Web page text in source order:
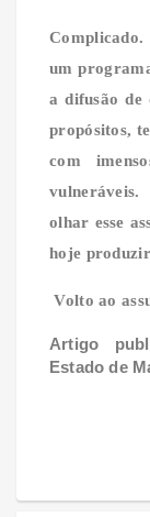
um
a difusão de
propósitos,
com
olhar esse
hoje
Volto ao
Artigo
Estado de